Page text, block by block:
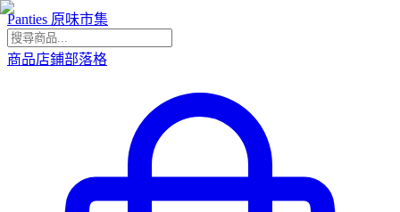
Panties 原味市集
商品店鋪部落格